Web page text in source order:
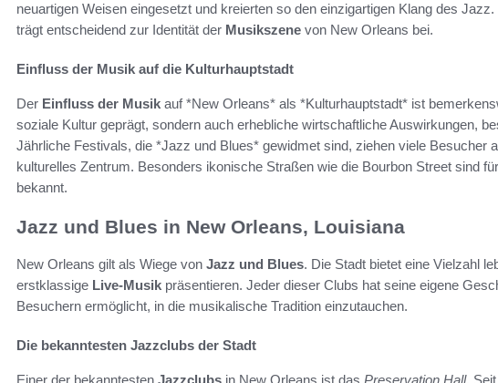
neuartigen Weisen eingesetzt und kreierten so den einzigartigen Klang des
trägt entscheidend zur Identität der Musikszene von New Orleans bei.
Einfluss der Musik auf die Kulturhauptstadt
Der Einfluss der Musik auf *New Orleans* als *Kulturhauptstadt* ist
soziale Kultur geprägt, sondern auch erhebliche wirtschaftliche Auswirkungen,
Jährliche Festivals, die *Jazz und Blues* gewidmet sind, ziehen viele Besucher
kulturelles Zentrum. Besonders ikonische Straßen wie die Bourbon Street sind
bekannt.
Jazz und Blues in New Orleans, Louisiana
New Orleans gilt als Wiege von Jazz und Blues. Die Stadt bietet eine Vielzahl
erstklassige Live-Musik präsentieren. Jeder dieser Clubs hat seine eigene
Besuchern ermöglicht, in die musikalische Tradition einzutauchen.
Die bekanntesten Jazzclubs der Stadt
Einer der bekanntesten Jazzclubs in New Orleans ist das Preservation Hall.